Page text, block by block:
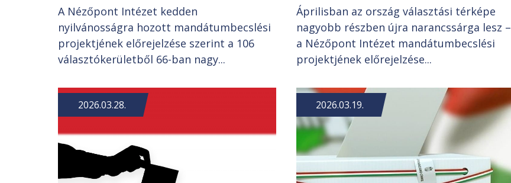
A Nézőpont Intézet kedden
nyilvánosságra hozott mandátumbecslési
projektjének előrejelzése szerint a 106
választókerületből 66-ban nagy...
Áprilisban az ország választási térképe
nagyobb részben újra narancssárga lesz –
a Nézőpont Intézet mandátumbecslési
projektjének előrejelzése...
2026.03.28. 2026.03.19.